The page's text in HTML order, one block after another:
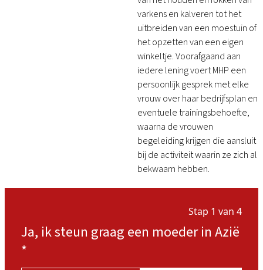
varkens en kalveren tot het
uitbreiden van een moestuin of
het opzetten van een eigen
winkeltje. Voorafgaand aan
iedere lening voert MHP een
persoonlijk gesprek met elke
vrouw over haar bedrijfsplan en
eventuele trainingsbehoefte,
waarna de vrouwen
begeleiding krijgen die aansluit
bij de activiteit waarin ze zich al
bekwaam hebben.
Stap 1 van 4
Ja, ik steun graag een moeder in Azië
*